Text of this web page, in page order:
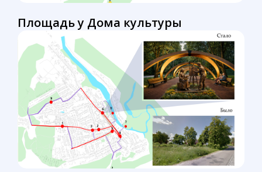
Площадь у Дома культуры